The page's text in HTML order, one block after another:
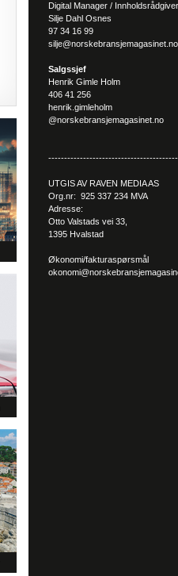
Digital Manager / Innholdsrådgiver
Silje Dahl Osnes
97 34 16 99
silje@norskebransjemagasinet.no
Salgssjef
Henrik Gimle Holm
406 41 256
henrik.gimleholm
@norskebransjemagasinet.no
UTGIS AV RAVEN MEDIA AS
Org.nr: 925 337 234 MVA
Adresse:
Otto Valstads vei 33,
1395 Hvalstad
Økonomi/fakturaspørsmål